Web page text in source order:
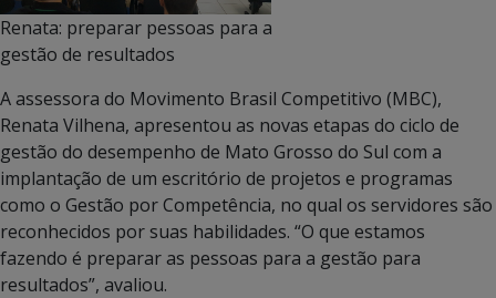
Renata: preparar pessoas para a
gestão de resultados
A assessora do Movimento Brasil Competitivo (MBC),
Renata Vilhena, apresentou as novas etapas do ciclo de
gestão do desempenho de Mato Grosso do Sul com a
implantação de um escritório de projetos e programas
como o Gestão por Competência, no qual os servidores são
reconhecidos por suas habilidades. “O que estamos
fazendo é preparar as pessoas para a gestão para
resultados”, avaliou.